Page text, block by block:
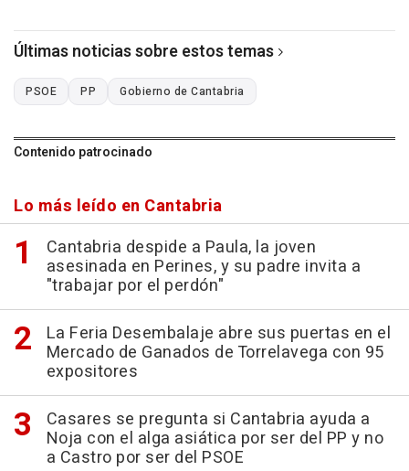
Últimas noticias sobre estos temas
PSOE PP Gobierno de Cantabria
Contenido patrocinado
Lo más leído en Cantabria
Cantabria despide a Paula, la joven
asesinada en Perines, y su padre invita a
"trabajar por el perdón"
La Feria Desembalaje abre sus puertas en el
Mercado de Ganados de Torrelavega con 95
expositores
Casares se pregunta si Cantabria ayuda a
Noja con el alga asiática por ser del PP y no
a Castro por ser del PSOE